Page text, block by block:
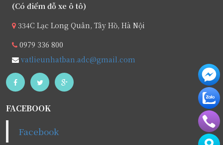
(Có điểm đỗ xe ô tô)
334C Lạc Long Quân, Tây Hồ, Hà Nội
0979 336 800
vatlieunhatban.adc@gmail.com
FACEBOOK
Facebook